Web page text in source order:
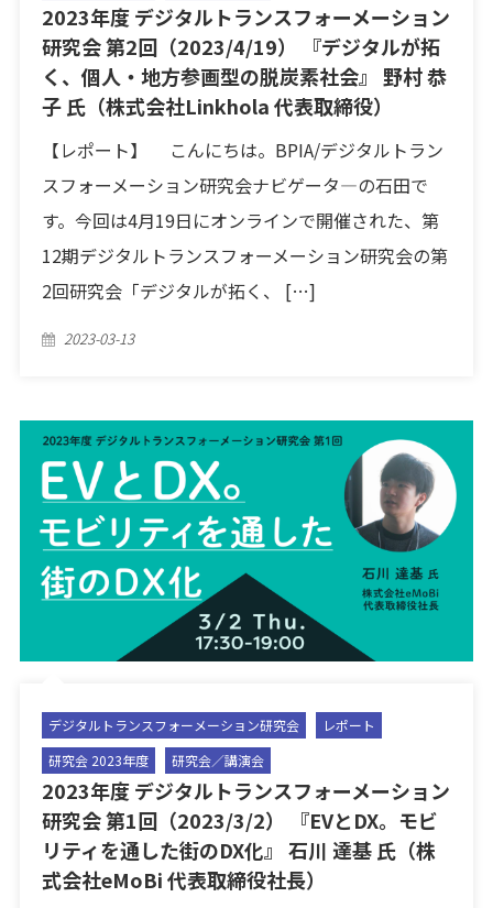
2023年度 デジタルトランスフォーメーション
研究会 第2回（2023/4/19） 『デジタルが拓
く、個人・地方参画型の脱炭素社会』 野村 恭
子 氏（株式会社Linkhola 代表取締役）
【レポート】 こんにちは。BPIA/デジタルトラン
スフォーメーション研究会ナビゲータ―の石田で
す。今回は4月19日にオンラインで開催された、第
12期デジタルトランスフォーメーション研究会の第
2回研究会「デジタルが拓く、 […]
Posted
2023-03-13
デジタルトランスフォーメーション研究会
レポート
研究会 2023年度
研究会／講演会
2023年度 デジタルトランスフォーメーション
研究会 第1回（2023/3/2） 『EVとDX。モビ
リティを通した街のDX化』 石川 達基 氏（株
式会社eMoBi 代表取締役社長）